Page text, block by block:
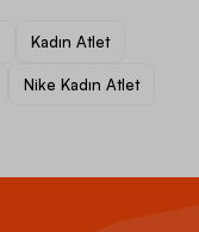
Kadın Atlet
Nike Kadın Atlet